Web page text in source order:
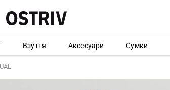
Взуття Аксесуари Сумки